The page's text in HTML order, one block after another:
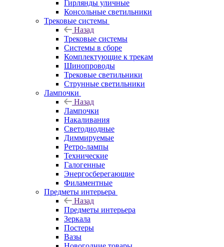
Гирлянды уличные
Консольные светильники
Трековые системы
Назад
Трековые системы
Системы в сборе
Комплектующие к трекам
Шинопроводы
Трековые светильники
Струнные светильники
Лампочки
Назад
Лампочки
Накаливания
Светодиодные
Диммируемые
Ретро-лампы
Технические
Галогенные
Энергосберегающие
Филаментные
Предметы интерьера
Назад
Предметы интерьера
Зеркала
Постеры
Вазы